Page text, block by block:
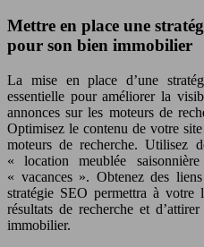
Mettre en place une
pour son bien immobilier
La mise en place d’une
essentielle pour améliorer la
annonces sur les moteurs de
Optimisez le contenu de votre
moteurs de recherche. Utilisez
« location meublée
« vacances ». Obtenez des
stratégie SEO permettra à votre
résultats de recherche et
immobilier.